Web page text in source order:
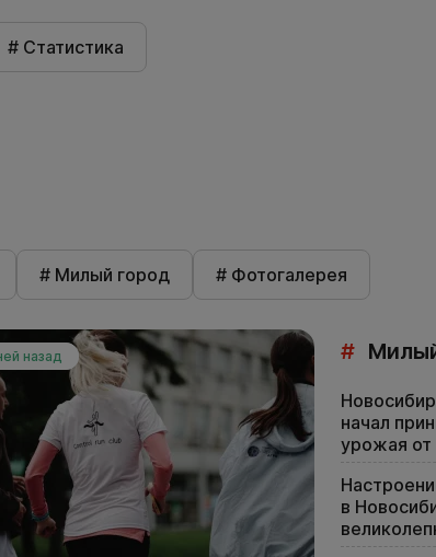
# Статистика
# Милый город # Фотогалерея
назад #
начал
урожая от
в